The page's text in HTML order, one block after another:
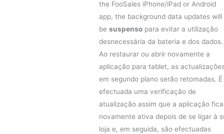
the FooSales iPhone/iPad or Android
app, the background data updates will
be suspenso para evitar a utilização
desnecessária da bateria e dos dados.
Ao restaurar ou abrir novamente a
aplicação para tablet, as
em segundo plano serão retomadas. É
efectuada uma verificação de
atualização assim que a aplicação fica
novamente ativa depois de se ligar à
loja e, em seguida, são efectuadas